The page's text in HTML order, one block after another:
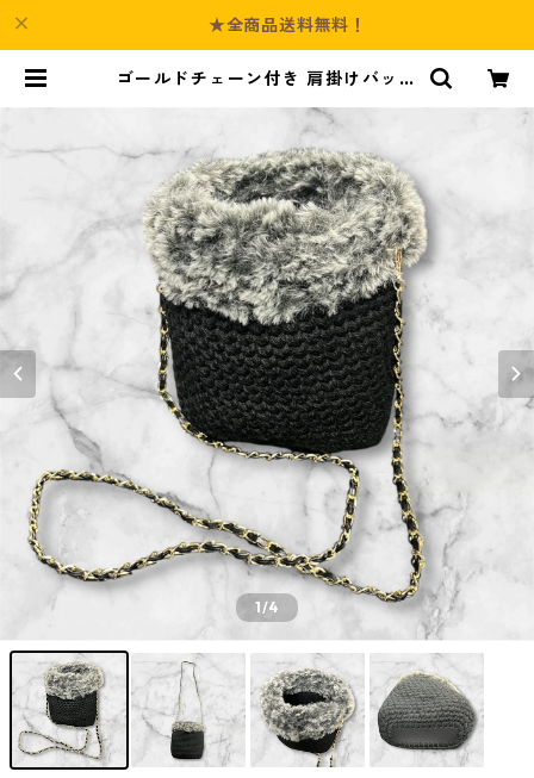
★全商品送料無料！
ゴールドチェーン付き 肩掛けバッグ
1/4